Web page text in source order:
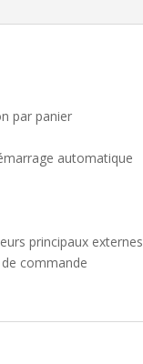
par panier
automatique
principaux externes
commande